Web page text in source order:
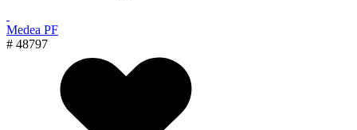
Medea PF
# 48797